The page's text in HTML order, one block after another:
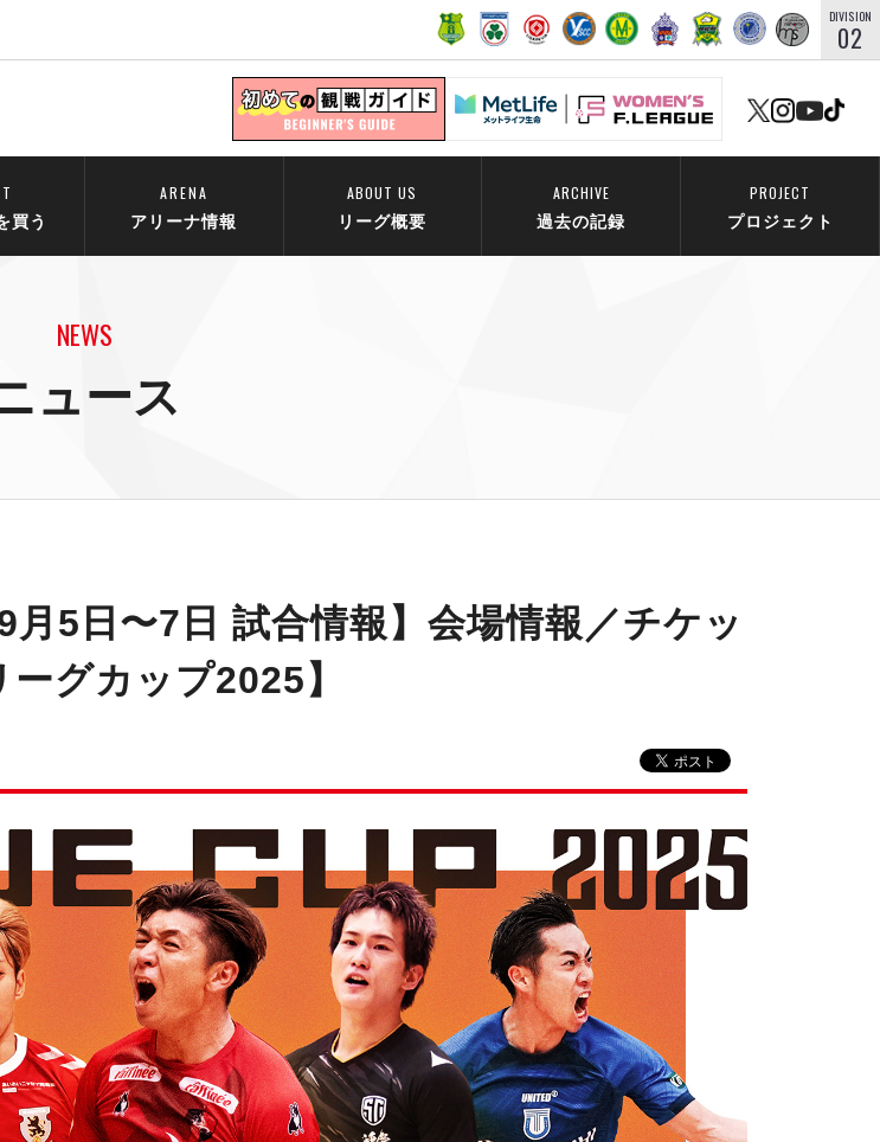
DIVISION
02
買う
ARENA
アリーナ情報
ABOUT US
リーグ概要
ARCHIVE
過去の記録
PROJECT
プロジェクト
NEWS
ュース
月5日〜7日 試合情報】会場情報／チケッ
グカップ2025】